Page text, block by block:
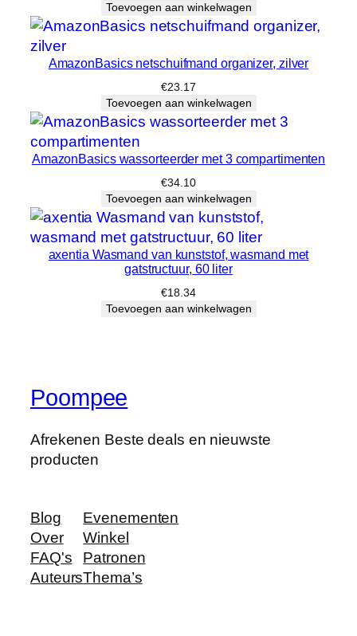
r
u
e
v
o
…
h
e
d
Toevoegen aan winkelwagen
AmazonBasics netschuifmand organizer, zilver
€23.17
Toevoegen aan winkelwagen
AmazonBasics wassorteerder met 3 compartimenten
€34.10
Toevoegen aan winkelwagen
axentia Wasmand van kunststof, wasmand met
gatstructuur, 60 liter
€18.34
Toevoegen aan winkelwagen
Poompee
Afrekenen Beste deals en nieuwste
producten
Blog
Over
FAQ's
Auteurs
Evenementen
Winkel
Patronen
Thema’s